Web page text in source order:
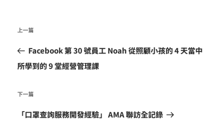
章
導
覽
上
文
上一篇
Facebook 第 30 號員工 Noah 從照顧小孩的 4 天當中
所學到的 9 堂經營管理課
下
下一篇
「口罩查詢服務開發經驗」 AMA 聯訪全記錄